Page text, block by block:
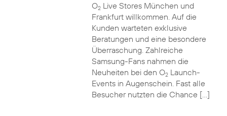
O2Live Stores München und
Frankfurt willkommen. Auf die
Kunden warteten exklusive
Beratungen und eine besondere
Überraschung. Zahlreiche
Samsung-Fans nahmen die
Neuheiten bei den O2Launch-
Events in Augenschein. Fast alle
Besucher nutzten die Chance […]